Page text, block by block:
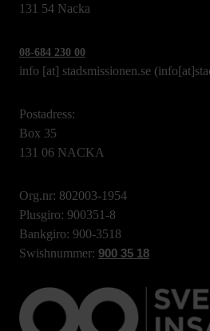
131 54 Nacka
08-684 230 00
info [at] stadsmissionen.se
Postadress:
Box 35
131 06 NACKA
Org.nr: 802003-1954
Plusgiro: 900351-8
Bankgiro: 900-3518
Swishnummer: 900 35 18